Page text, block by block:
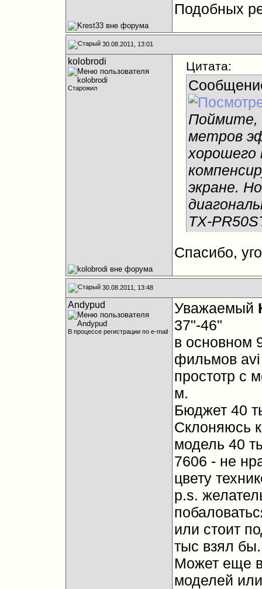
Подобных
30.08.2011, 13:01
kolobrodi
Старожил
Цитата:
Поймите,
метров
хорошего
экране.
TX-
Спасибо,
30.08.2011, 13:48
Andypud
В процессе регистрации по e-mail
Уважаемый
37"-46"
в основном
фильмов
простотр с
м.
Бюджет 40
Склоняюсь
модель 40
7606 - не
цвету
p.s.
или стоит
тыс взял
Может еще
моделей